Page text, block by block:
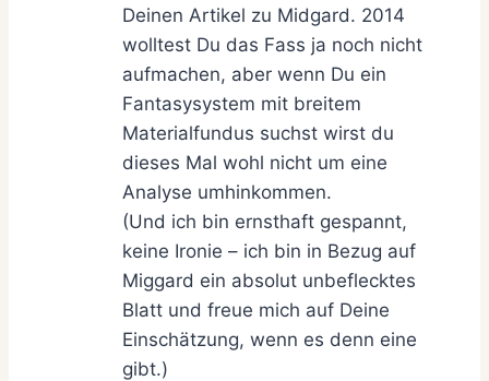
Deinen Artikel zu Midgard. 2014
wolltest Du das Fass ja noch nicht
aufmachen, aber wenn Du ein
Fantasysystem mit breitem
Materialfundus suchst wirst du
dieses Mal wohl nicht um eine
Analyse umhinkommen.
(Und ich bin ernsthaft gespannt,
keine Ironie – ich bin in Bezug auf
Miggard ein absolut unbeflecktes
Blatt und freue mich auf Deine
Einschätzung, wenn es denn eine
gibt.)